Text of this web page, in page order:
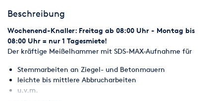
Beschreibung
Wochenend-Knaller: Freitag ab 08:00 Uhr - Montag bis
08:00 Uhr = nur 1 Tagesmiete!
Der kräftige Meißelhammer mit SDS-MAX-Aufnahme für
Stemmarbeiten an Ziegel- und Betonmauern
leichte bis mittlere Abbrucharbeiten
u.v.m.